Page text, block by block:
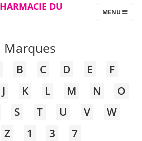
DU
TOGGLE
NAVIGATION
MENU
Marques
B C D E
F
J K L M N
O
S T U V
W
Z 1 3 7